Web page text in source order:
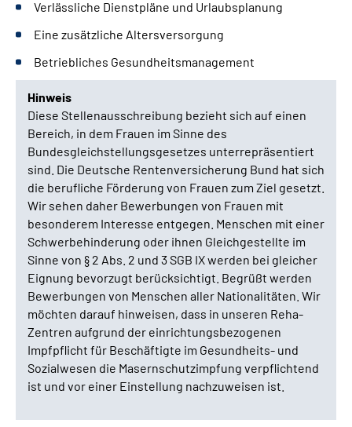
Verlässliche Dienstpläne und Urlaubsplanung
Eine zusätzliche Altersversorgung
Betriebliches Gesundheitsmanagement
Hinweis
Diese Stellenausschreibung bezieht sich auf einen
Bereich, in dem Frauen im Sinne des
Bundesgleichstellungsgesetzes unterrepräsentiert
sind. Die Deutsche Rentenversicherung Bund hat sich
die berufliche Förderung von Frauen zum Ziel gesetzt.
Wir sehen daher Bewerbungen von Frauen mit
besonderem Interesse entgegen. Menschen mit einer
Schwerbehinderung oder ihnen Gleichgestellte im
Sinne von § 2 Abs. 2 und 3 SGB IX werden bei gleicher
Eignung bevorzugt berücksichtigt. Begrüßt werden
Bewerbungen von Menschen aller Nationalitäten. Wir
möchten darauf hinweisen, dass in unseren Reha-
Zentren aufgrund der einrichtungsbezogenen
Impfpflicht für Beschäftigte im Gesundheits- und
Sozialwesen die Masernschutzimpfung verpflichtend
ist und vor einer Einstellung nachzuweisen ist.